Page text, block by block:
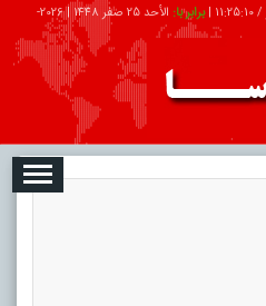
11:25:11
|برابر با: الأحد 25 صفر 1448 |
2026-
تبلیغات درباره ما ارتباط با ما